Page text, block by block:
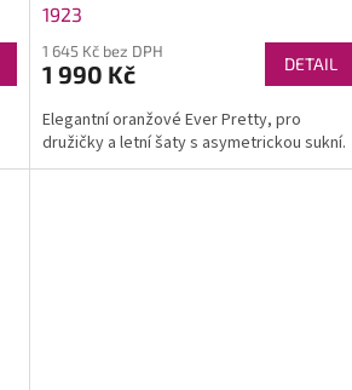
1923
1 645 Kč bez DPH
1 990 Kč DETAIL
Elegantní oranžové Ever Pretty, pro
družičky a letní šaty s asymetrickou sukní.